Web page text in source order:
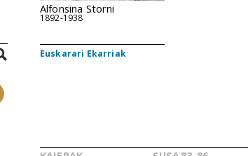
Alfonsina Storni
1892-1938
Euskarari Ekarriak